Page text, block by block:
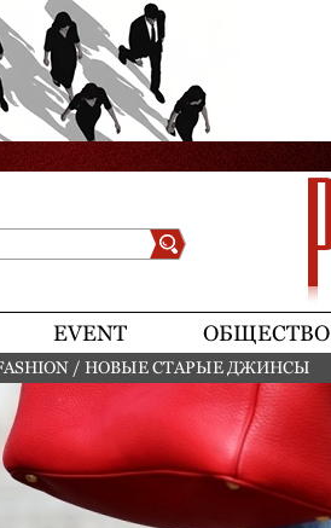
EVENT ОБЩЕСТВО
/ НОВЫЕ СТАРЫЕ ДЖИНСЫ